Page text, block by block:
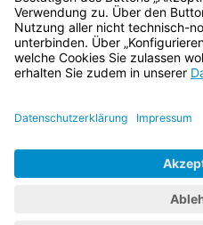
Bayern.de
BayernPortal
Impressum